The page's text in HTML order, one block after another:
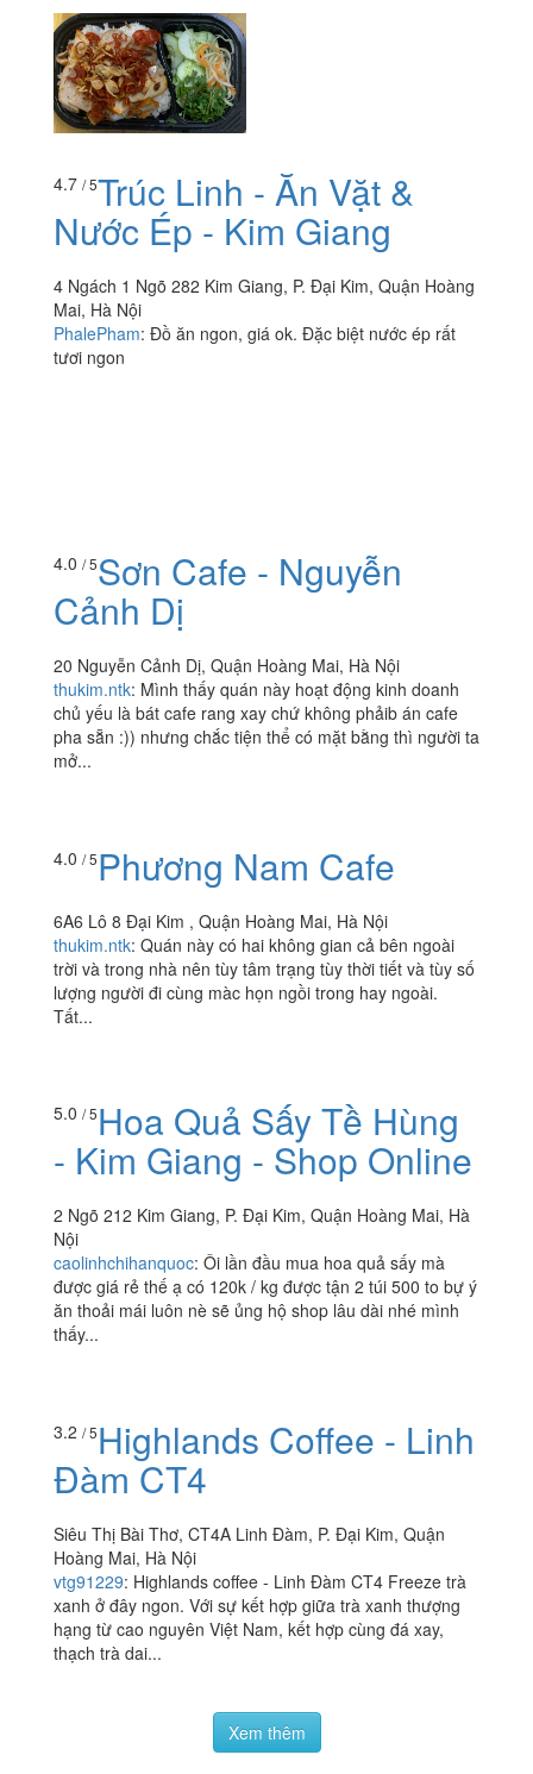
4.7 / 5Trúc Linh - Ăn Vặt &
Nước Ép - Kim Giang
4 Ngách 1 Ngõ 282 Kim Giang, P. Đại Kim, Quận Hoàng
Mai, Hà Nội
PhalePham: Đồ ăn ngon, giá ok. Đặc biệt nước ép rất
tươi ngon
4.0 / 5Sơn Cafe - Nguyễn
Cảnh Dị
20 Nguyễn Cảnh Dị, Quận Hoàng Mai, Hà Nội
thukim.ntk: Mình thấy quán này hoạt động kinh doanh
chủ yếu là bát cafe rang xay chứ không phảib án cafe
pha sẵn :)) nhưng chắc tiện thể có mặt bằng thì người ta
mở...
4.0 / 5Phương Nam Cafe
6A6 Lô 8 Đại Kim , Quận Hoàng Mai, Hà Nội
thukim.ntk: Quán này có hai không gian cả bên ngoài
trời và trong nhà nên tùy tâm trạng tùy thời tiết và tùy số
lượng người đi cùng màc họn ngồi trong hay ngoài.
Tất...
5.0 / 5Hoa Quả Sấy Tề Hùng
- Kim Giang - Shop Online
2 Ngõ 212 Kim Giang, P. Đại Kim, Quận Hoàng Mai, Hà
Nội
caolinhchihanquoc: Ôi lần đầu mua hoa quả sấy mà
được giá rẻ thế ạ có 120k / kg được tận 2 túi 500 to bự ý
ăn thoải mái luôn nè sẽ ủng hộ shop lâu dài nhé mình
thấy...
3.2 / 5Highlands Coffee - Linh
Đàm CT4
Siêu Thị Bài Thơ, CT4A Linh Đàm, P. Đại Kim, Quận
Hoàng Mai, Hà Nội
vtg91229: Highlands coffee - Linh Đàm CT4 Freeze trà
xanh ở đây ngon. Với sự kết hợp giữa trà xanh thượng
hạng từ cao nguyên Việt Nam, kết hợp cùng đá xay,
thạch trà dai...
Xem thêm